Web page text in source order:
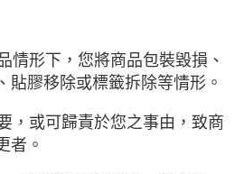
情形下，您將商品包裝毀損、
貼膠移除或標籤拆除等情形。
，或可歸責於您之事由，致商
者。